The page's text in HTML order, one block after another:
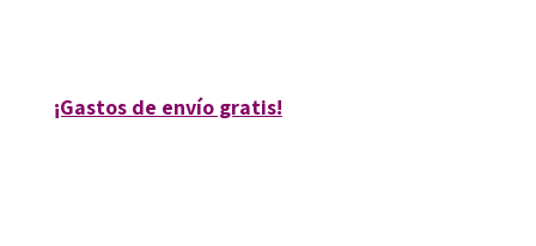
¡Gastos de envío gratis!